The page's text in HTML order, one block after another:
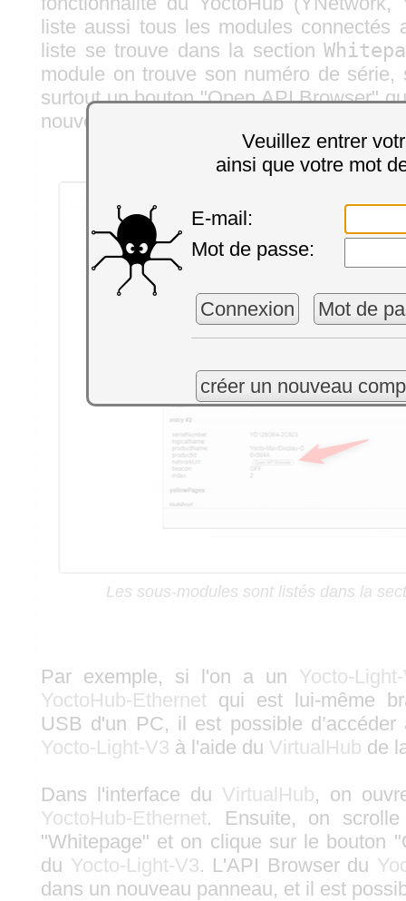
Veuillez entrer
ainsi que votre mot
E-mail:
Mot de passe:
Connexion Mot de
créer un nouveau
liste aussi tous les modules connectés
liste se trouve dans la section
module on trouve son numéro de série,
surtout un bouton "Open API Browser"
nouveau panneau avec l'API Browser du
Les sous-modules sont listés dans la
Par exemple, si l'on a un Yocto-
YoctoHub-Ethernet qui est lui-même
USB d'un PC, il est possible
Yocto-Light-V3 à l'aide du VirtualHub de
Dans l'interface du VirtualHub, on
YoctoHub-Ethernet. Ensuite, on
"Whitepage" et on clique sur le bouton
du Yocto-Light-V3. L'API Browser du
dans un nouveau panneau, et il est